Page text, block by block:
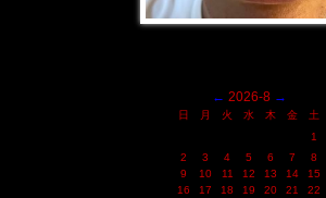
← 2026-8 →
日 月 火 水 木 金
土
1
2
3 4 5 6 7
8
9
10 11 12 13 14
15
16
17 18 19 20 21
22